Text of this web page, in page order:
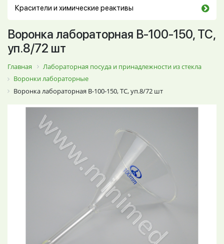
Красители и химические реактивы
Воронка лабораторная В-100-150, ТС,
уп.8/72 шт
Главная
Лабораторная посуда и принадлежности из стекла
Воронки лабораторные
Воронка лабораторная В-100-150, ТС, уп.8/72 шт